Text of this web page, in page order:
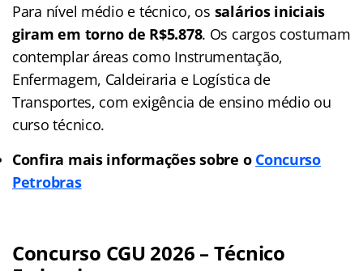
Para nível médio e técnico, os salários iniciais
giram em torno de R$5.878. Os cargos costumam
contemplar áreas como Instrumentação,
Enfermagem, Caldeiraria e Logística de
Transportes, com exigência de ensino médio ou
curso técnico.
Confira mais informações sobre o Concurso
Petrobras
Concurso CGU 2026 – Técnico